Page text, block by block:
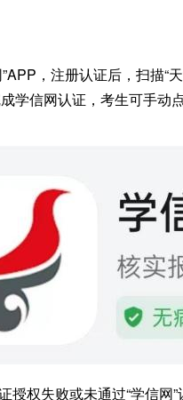
，注册认证后，扫描“
学信网认证，考生可手动
失败或未通过“学信网”